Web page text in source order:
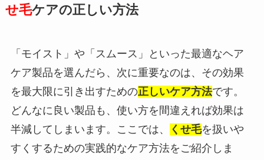
せ毛ケアの正しい方法
「モイスト」や「スムース」といった最適なヘア
ケア製品を選んだら、次に重要なのは、その効果
を最大限に引き出すための正しいケア方法です。
どんなに良い製品も、使い方を間違えれば効果は
半減してしまいます。ここでは、
くせ毛を扱いや
すくするための実践的なケア方法をご紹介しま